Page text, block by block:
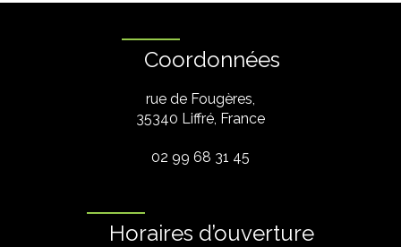
Coordonnées
rue de Fougères,
35340 Liffré, France
02 99 68 31 45
Horaires d’ouverture